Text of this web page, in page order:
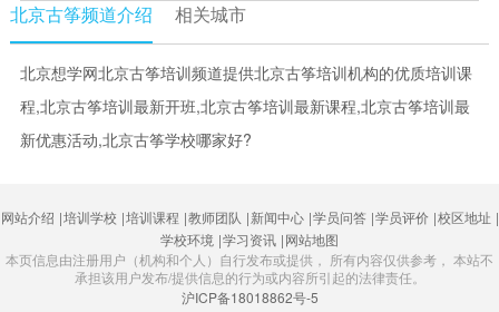
少年、成人古筝爱好者，课程由北京秦
汉胡同专业古筝教学辅导，采用小班制
北京古筝频道介绍 相关城市
北京想学网北京古筝培训频道提供北京古筝培训机构的优质培训课
程,北京古筝培训最新开班,北京古筝培训最新课程,北京古筝培训最
新优惠活动,北京古筝学校哪家好?
网站介绍 |培训学校 |培训课程 |教师团队 |新闻中心 |学员问答 |学员评价 |校区地址 |
学校环境 |学习资讯 |网站地图
本页信息由注册用户（机构和个人）自行发布或提供， 所有内容仅供参考， 本站不
承担该用户发布/提供信息的行为或内容所引起的法律责任。
沪ICP备18018862号-5